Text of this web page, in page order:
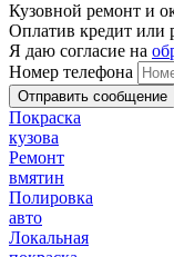
Кузовной ремонт и
Оплатив кредит или
Я даю согласие на
Номер телефона
Покраска
кузова
Ремонт
вмятин
Полировка
авто
Локальная